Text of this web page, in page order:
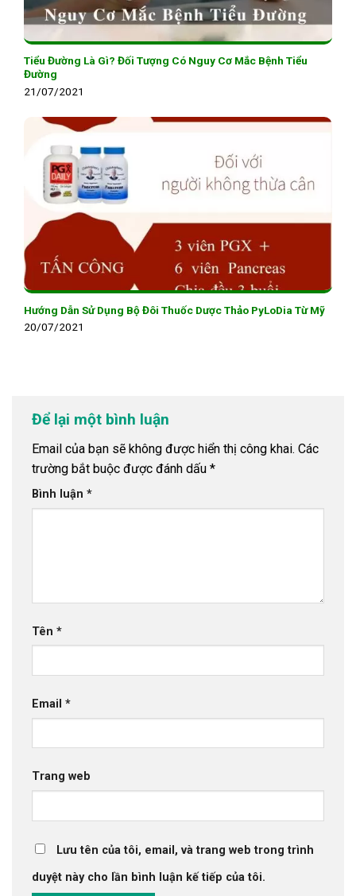
Tiểu Đường Là Gì? Đối Tượng Có Nguy Cơ Mắc Bệnh Tiểu
Đường
21/07/2021
Hướng Dẫn Sử Dụng Bộ Đôi Thuốc Dược Thảo PyLoDia Từ Mỹ
20/07/2021
Để lại một bình luận
Email của bạn sẽ không được hiển thị công khai. Các
trường bắt buộc được đánh dấu *
Bình luận *
Tên *
Email *
Trang web
Lưu tên của tôi, email, và trang web trong trình
duyệt này cho lần bình luận kế tiếp của tôi.